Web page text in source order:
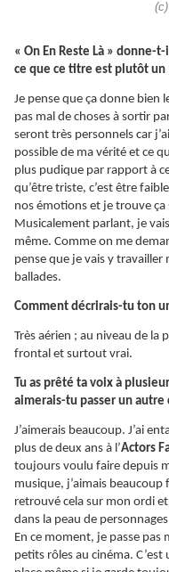
« On En Reste Là » donne-
ce que ce titre est plutôt un
Je pense que ça donne bien
pas mal de choses à sortir
seront très personnels car
possible de ma vérité et ce
plus pudique par rapport à
qu’être triste, c’est être
nos émotions et je trouve
Musicalement parlant, je
même. Comme on me
pense que je vais y travailler
ballades.
Comment décrirais-tu ton
Très aérien ; au niveau de
frontal et surtout vrai.
Tu as prêté ta voix à
aimerais-tu passer un
J’aimerais beaucoup. J’ai
plus de deux ans à l’Actors
toujours voulu faire depuis
musique, j’aimais beaucoup
retrouvé cela sur mon ordi et
dans la peau de
En ce moment, je passe pas
petits rôles au cinéma.